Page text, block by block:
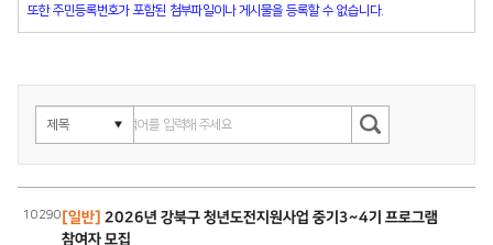
또한 주민등록번호가 포함된 첨부파일이나 게시물을 등록할 수 없습니다.
10290[일반] 2026년 강북구 청년도전지원사업 중기3~4기 프로그램
참여자 모집